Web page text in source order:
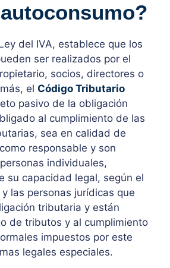
del IVA, establece que los
ser realizados por el
socios, directores o
el Código Tributario
pasivo de la obligación
al cumplimiento de las
sea en calidad de
responsable y son
individuales,
su capacidad legal, según el
las personas jurídicas que
tributaria y están
de tributos y al cumplimiento
impuestos por este
legales especiales.